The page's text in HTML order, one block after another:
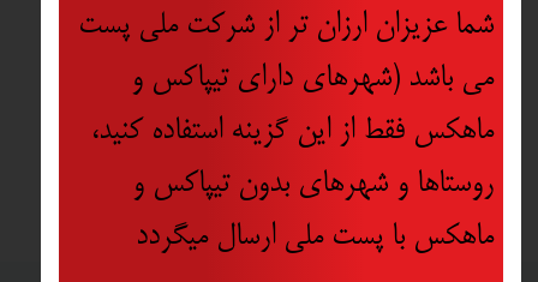
شما عزیزان ارزان تر از شرکت ملی پست
می باشد (شهرهای دارای تیپاکس و
ماهکس فقط از این گزینه استفاده کنید،
روستاها و شهرهای بدون تیپاکس و
ماهکس با پست ملی ارسال میگردد